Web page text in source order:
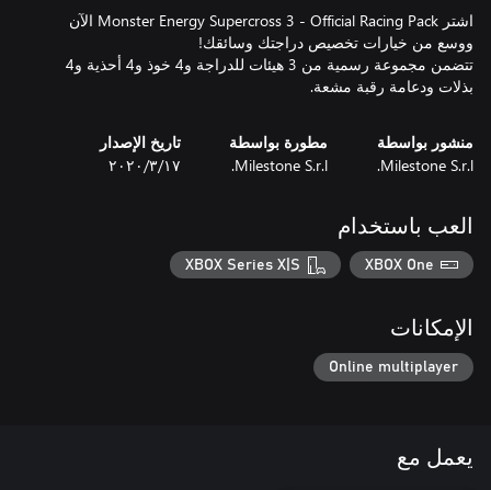
اشتر Monster Energy Supercross 3 - Official Racing Pack الآن
تتضمن مجموعة رسمية من 3 هيئات للدراجة و4 خوذ و4 أحذية و4
بذلات ودعامة رقبة مشعة.
منشور بواسطة
Milestone S.r.l.
مطورة بواسطة
Milestone S.r.l.
تاريخ الإصدار
١٧‏/٣‏/٢٠٢٠
العب باستخدام
XBOX One
XBOX Series X|S
الإمكانات
Online multiplayer
يعمل مع